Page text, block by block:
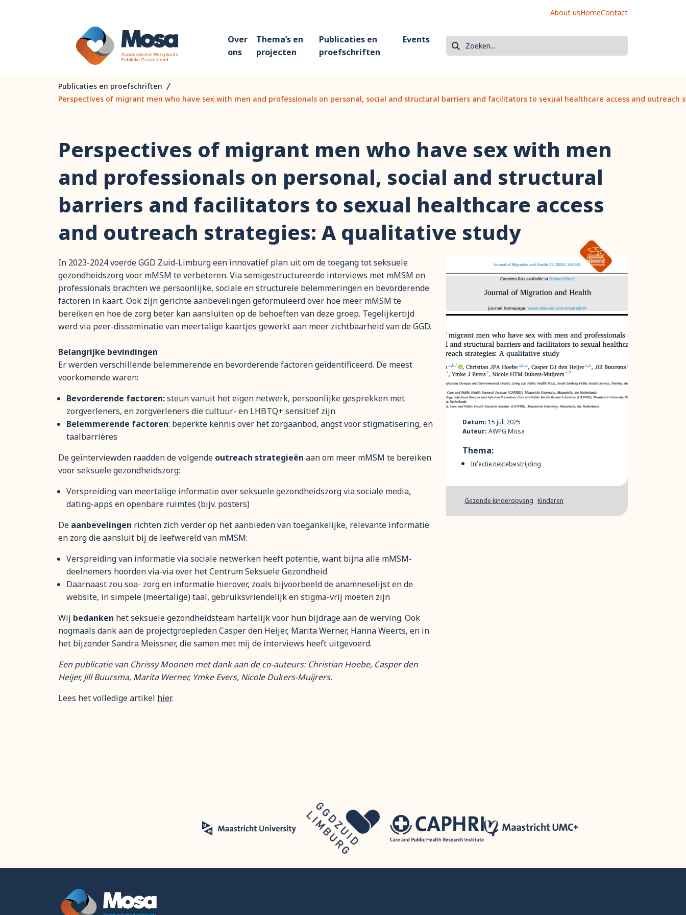
About usHomeContact
Over
ons
Thema’s en
projecten
Publicaties en
proefschriften
Events
Zoeken
Zoek
Publicaties en proefschriften
Perspectives of migrant men who have sex with men and professionals on personal, social and structural barriers and facilitators to sexual healthcare access and outreach
Perspectives of migrant men who have sex with men
and professionals on personal, social and structural
barriers and facilitators to sexual healthcare access
and outreach strategies: A qualitative study
In 2023-2024 voerde GGD Zuid-Limburg een innovatief plan uit om de toegang tot seksuele
gezondheidszorg voor mMSM te verbeteren. Via semigestructureerde interviews met mMSM en
professionals brachten we persoonlijke, sociale en structurele belemmeringen en bevorderende
factoren in kaart. Ook zijn gerichte aanbevelingen geformuleerd over hoe meer mMSM te
bereiken en hoe de zorg beter kan aansluiten op de behoeften van deze groep. Tegelijkertijd
werd via peer-disseminatie van meertalige kaartjes gewerkt aan meer zichtbaarheid van de GGD.
Belangrijke bevindingen
Er werden verschillende belemmerende en bevorderende factoren geïdentificeerd. De meest
voorkomende waren:
Bevorderende factoren:steun vanuit het eigen netwerk, persoonlijke gesprekken met
zorgverleners, en zorgverleners die cultuur- en LHBTQ+ sensitief zijn
Belemmerende factoren: beperkte kennis over het zorgaanbod, angst voor stigmatisering, en
taalbarrières
De geïnterviewden raadden de volgende outreach strategieën aan om meer mMSM te bereiken
voor seksuele gezondheidszorg:
Verspreiding van meertalige informatie over seksuele gezondheidszorg via sociale media,
dating-apps en openbare ruimtes (bijv. posters)
De aanbevelingen richten zich verder op het aanbieden van toegankelijke, relevante informatie
en zorg die aansluit bij de leefwereld van mMSM:
Verspreiding van informatie via sociale netwerken heeft potentie, want bijna alle mMSM-
deelnemers hoorden via-via over het Centrum Seksuele Gezondheid
Daarnaast zou soa- zorg en informatie hierover, zoals bijvoorbeeld de anamneselijst en de
website, in simpele (meertalige) taal, gebruiksvriendelijk en stigma-vrij moeten zijn
Wij bedanken het seksuele gezondheidsteam hartelijk voor hun bijdrage aan de werving. Ook
nogmaals dank aan de projectgroepleden Casper den Heijer, Marita Werner, Hanna Weerts, en in
het bijzonder Sandra Meissner, die samen met mij de interviews heeft uitgevoerd.
Een publicatie van Chrissy Moonen met dank aan de co-auteurs: Christian Hoebe, Casper den
Heijer, Jill Buursma, Marita Werner, Ymke Evers, Nicole Dukers-Muijrers.
Lees het volledige artikel hier.
Datum: 15 juli 2025
Auteur: AWPG Mosa
Thema:
Infectieziektebestrijding
Gezonde kinderopvang Kinderen